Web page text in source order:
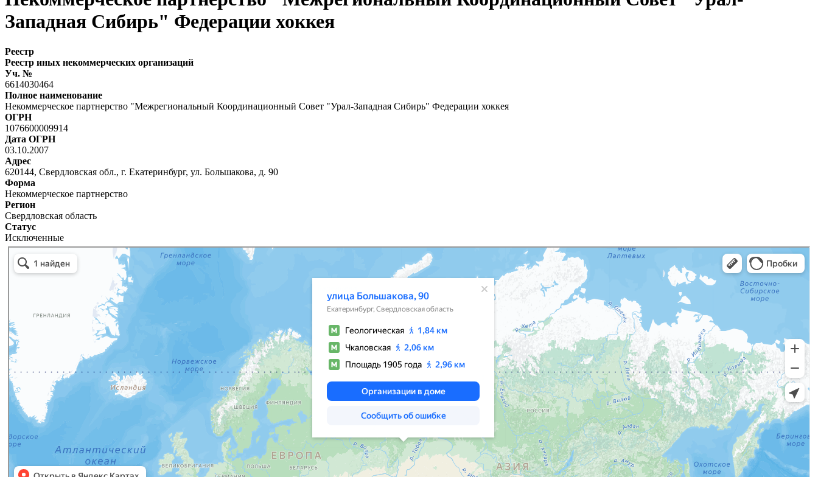
Западная Сибирь" Федерации хоккея
Реестр
Реестр иных некоммерческих организаций
Уч. №
6614030464
Полное наименование
Некоммерческое партнерство "Межрегиональный Координационный Совет "Урал-Западная Сибирь" Федерации хоккея
ОГРН
1076600009914
Дата ОГРН
03.10.2007
Адрес
620144, Свердловская обл., г. Екатеринбург, ул. Большакова, д. 90
Форма
Некоммерческое партнерство
Регион
Свердловская область
Статус
Исключенные